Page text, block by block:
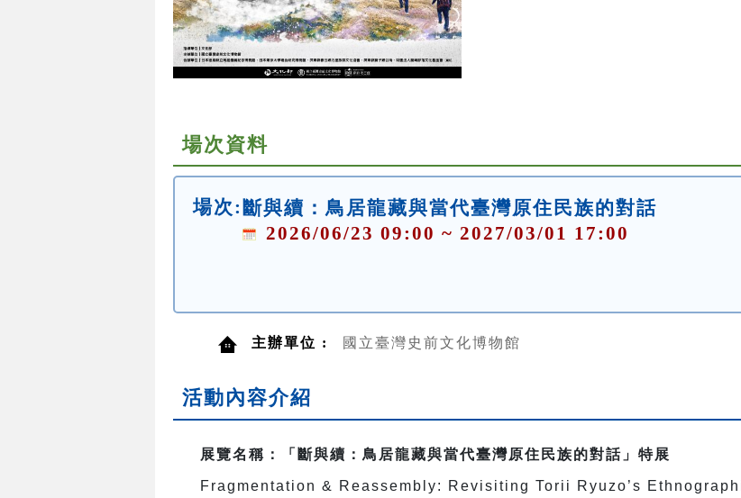
場次資料
場次: 斷與續：鳥居龍藏與當代臺灣原住民族的對話
2026/06/23 09:00 ~ 2027/03/01 17:00
主辦單位 : 國立臺灣史前文化博物館
活動內容介紹
展覽名稱：「斷與續：鳥居龍藏與當代臺灣原住民族的對話」特展
Fragmentation & Reassembly: Revisiting Torii Ryuzo’s